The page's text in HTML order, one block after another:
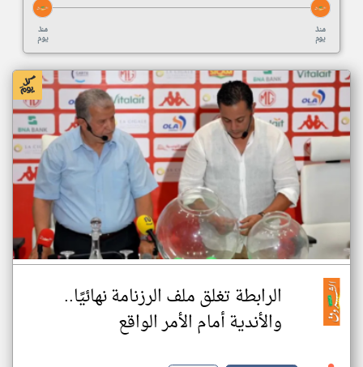
منذ
يوم
منذ
يوم
الرابطة تغلق ملف الرزنامة نهائيًا..
والأندية أمام الأمر الواقع